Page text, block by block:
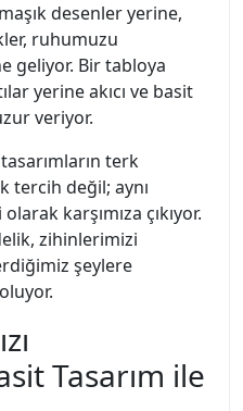
desenler yerine,
ruhumuzu
geliyor. Bir tabloya
yerine akıcı ve basit
veriyor.
terk
tercih değil; aynı
karşımıza çıkıyor.
zihinlerimizi
şeylere
Tasarım ile